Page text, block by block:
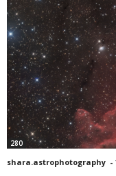
280
shara.astrophotography -